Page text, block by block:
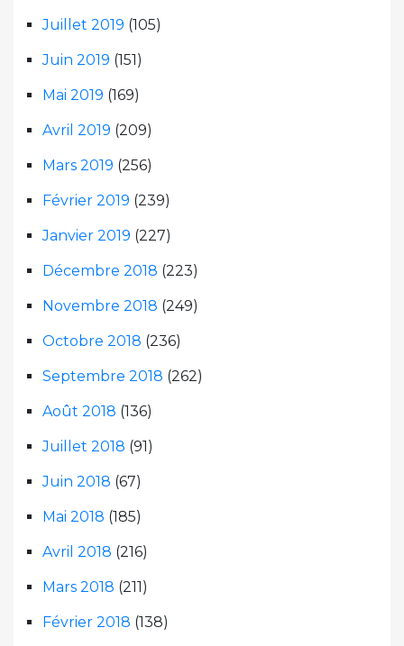
Juillet 2019 (105)
Juin 2019 (151)
Mai 2019 (169)
Avril 2019 (209)
Mars 2019 (256)
Février 2019 (239)
Janvier 2019 (227)
Décembre 2018 (223)
Novembre 2018 (249)
Octobre 2018 (236)
Septembre 2018 (262)
Août 2018 (136)
Juillet 2018 (91)
Juin 2018 (67)
Mai 2018 (185)
Avril 2018 (216)
Mars 2018 (211)
Février 2018 (138)